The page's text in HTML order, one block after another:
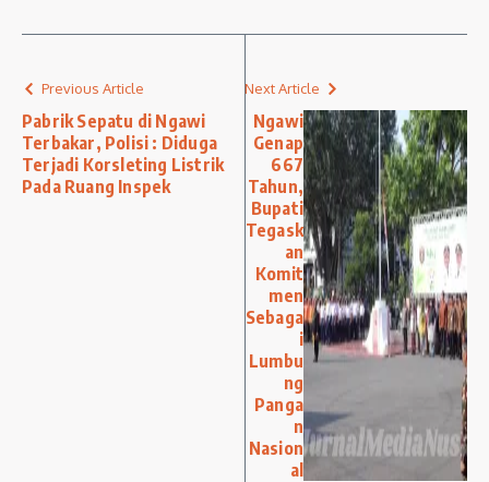
Previous Article
Pabrik Sepatu di Ngawi
Terbakar, Polisi : Diduga
Terjadi Korsleting Listrik
Pada Ruang Inspek
Next Article
Ngawi
Genap
667
Tahun,
Bupati
Tegask
an
Komit
men
Sebaga
i
Lumbu
ng
Panga
n
Nasion
al